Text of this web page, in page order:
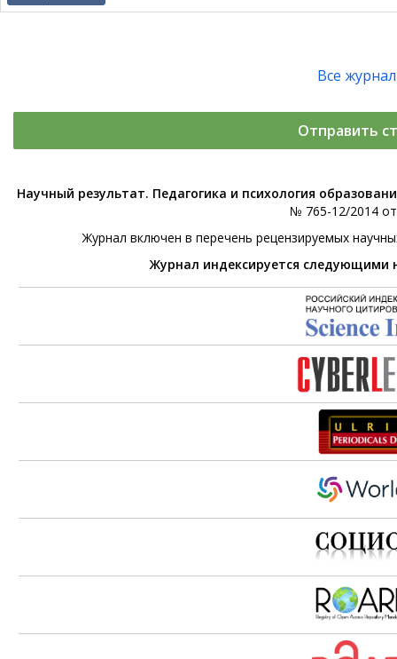
Все
Отправить
Научный результат. Педагогика и психология
№ 765-12/2014
Журнал включен в перечень рецензируемых
Журнал индексируется